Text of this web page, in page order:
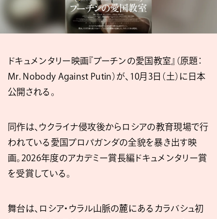
ドキュメンタリー映画『プーチンの愛国教室』（原題：
Mr. Nobody Against Putin）が、10月3日（土）に日本
公開される。
同作は、ウクライナ侵攻後からロシアの教育現場で行
われている愛国プロパガンダの全貌を暴き出す映
画。2026年度のアカデミー賞長編ドキュメンタリー賞
を受賞している。
舞台は、ロシア・ウラル山脈の麓にあるカラバシュ初